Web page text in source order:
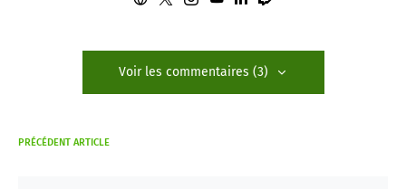
Voir les commentaires (3)
PRÉCÉDENT ARTICLE